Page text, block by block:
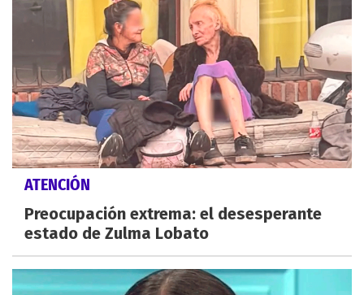
ATENCIÓN
Preocupación extrema: el desesperante
estado de Zulma Lobato